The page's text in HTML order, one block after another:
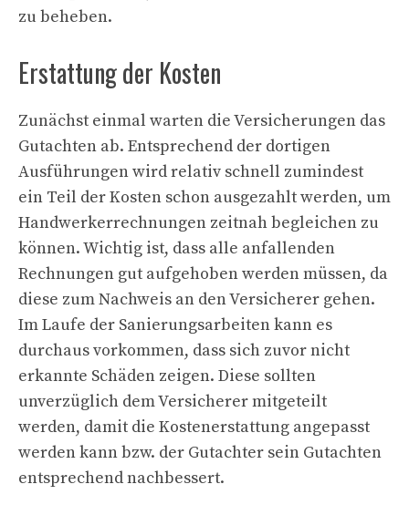
zu beheben.
Erstattung der Kosten
Zunächst einmal warten die Versicherungen das
Gutachten ab. Entsprechend der dortigen
Ausführungen wird relativ schnell zumindest
ein Teil der Kosten schon ausgezahlt werden, um
Handwerkerrechnungen zeitnah begleichen zu
können. Wichtig ist, dass alle anfallenden
Rechnungen gut aufgehoben werden müssen, da
diese zum Nachweis an den Versicherer gehen.
Im Laufe der Sanierungsarbeiten kann es
durchaus vorkommen, dass sich zuvor nicht
erkannte Schäden zeigen. Diese sollten
unverzüglich dem Versicherer mitgeteilt
werden, damit die Kostenerstattung angepasst
werden kann bzw. der Gutachter sein Gutachten
entsprechend nachbessert.